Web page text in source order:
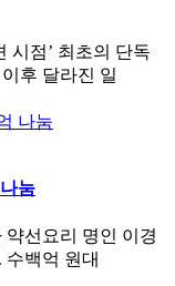
시점’ 최초의 단독
후 달라진 일
눔
약선요리 명인 이경
백억 원대